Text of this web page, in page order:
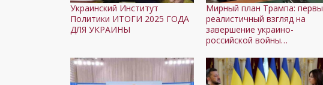
Украинский Институт
Политики ИТОГИ 2025 ГОДА
ДЛЯ УКРАИНЫ
Мирный план Трампа:
реалистичный взгляд на
завершение украино-
российской войны…